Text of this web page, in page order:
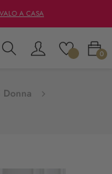
A CASA
0